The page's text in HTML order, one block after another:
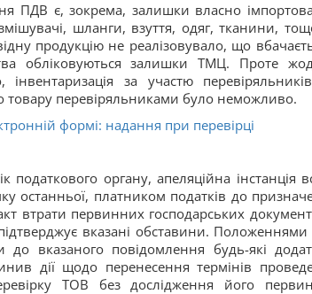
ПДВ є, зокрема, залишки власно
шланги, взуття, одяг, тканини,
продукцію не реалізовувало, що
обліковуються залишки ТМЦ. Проте
за участю
товару перевіряльниками було неможливо.
формі: надання при перевірці
органу, апеляційна інстанція
останньої, платником податків до
втрати первинних господарських
вказані обставини. Положеннями
вказаного повідомлення будь-які
дії щодо перенесення термінів
ТОВ без дослідження його